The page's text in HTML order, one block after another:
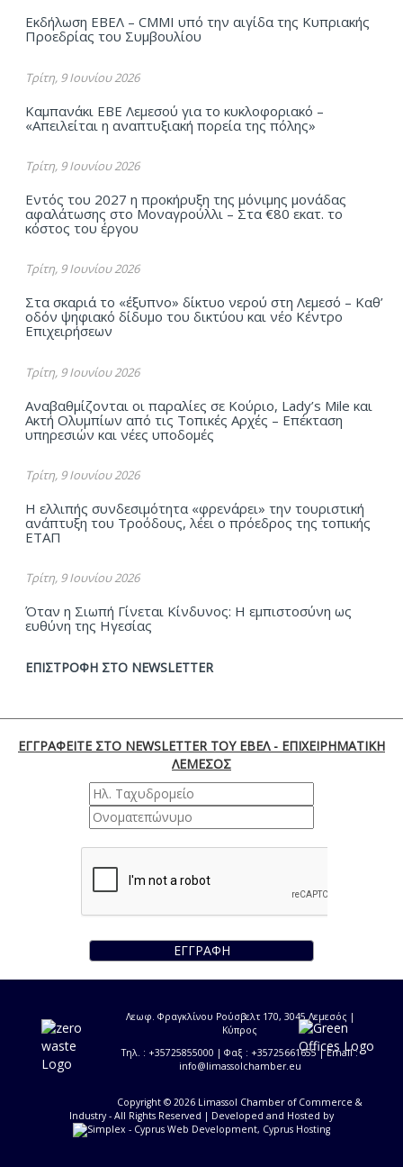
Εκδήλωση ΕΒΕΛ – CMMI υπό την αιγίδα της Κυπριακής
Προεδρίας του Συμβουλίου
Τρίτη, 9 Ιουνίου 2026
Καμπανάκι ΕΒΕ Λεμεσού για το κυκλοφοριακό –
«Απειλείται η αναπτυξιακή πορεία της πόλης»
Τρίτη, 9 Ιουνίου 2026
Εντός του 2027 η προκήρυξη της μόνιμης μονάδας
αφαλάτωσης στο Μοναγρούλλι – Στα €80 εκατ. το
κόστος του έργου
Τρίτη, 9 Ιουνίου 2026
Στα σκαριά το «έξυπνο» δίκτυο νερού στη Λεμεσό – Καθ’
οδόν ψηφιακό δίδυμο του δικτύου και νέο Κέντρο
Επιχειρήσεων
Τρίτη, 9 Ιουνίου 2026
Αναβαθμίζονται οι παραλίες σε Κούριο, Lady’s Mile και
Ακτή Ολυμπίων από τις Τοπικές Αρχές – Επέκταση
υπηρεσιών και νέες υποδομές
Τρίτη, 9 Ιουνίου 2026
Η ελλιπής συνδεσιμότητα «φρενάρει» την τουριστική
ανάπτυξη του Τροόδους, λέει ο πρόεδρος της τοπικής
ΕΤΑΠ
Τρίτη, 9 Ιουνίου 2026
Όταν η Σιωπή Γίνεται Κίνδυνος: Η εμπιστοσύνη ως
ευθύνη της Ηγεσίας
ΕΠΙΣΤΡΟΦΗ ΣΤΟ NEWSLETTER
ΕΓΓΡΑΦΕΙΤΕ ΣΤΟ NEWSLETTER ΤΟΥ ΕΒΕΛ - ΕΠΙΧΕΙΡΗΜΑΤΙΚΗ
ΛΕΜΕΣΟΣ
ΕΓΓΡΑΦΗ
Λεωφ. Φραγκλίνου Ρούσβελτ 170, 3045 Λεμεσός |
Κύπρος
Τηλ. : +35725855000 | Φαξ : +35725661655 | Email :
info@limassolchamber.eu
Copyright © 2026 Limassol Chamber of Commerce &
Industry - All Rights Reserved | Developed and Hosted by